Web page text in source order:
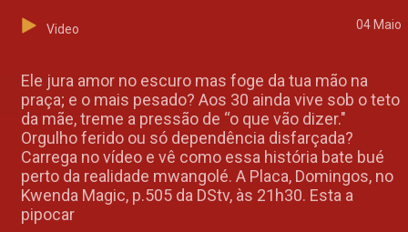
Video 04 Maio
Ele jura amor no escuro mas foge da tua mão na
praça; e o mais pesado? Aos 30 ainda vive sob o teto
da mãe, treme a pressão de “o que vão dizer."
Orgulho ferido ou só dependência disfarçada?
Carrega no vídeo e vê como essa história bate bué
perto da realidade mwangolé. A Placa, Domingos, no
Kwenda Magic, p.505 da DStv, às 21h30. Esta a
pipocar